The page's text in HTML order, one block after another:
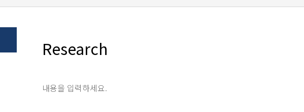
Research
내용을 입력하세요.